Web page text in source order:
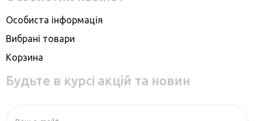
Особиста інформація
Вибрані товари
Корзина
Будьте в курсі акцій та новин